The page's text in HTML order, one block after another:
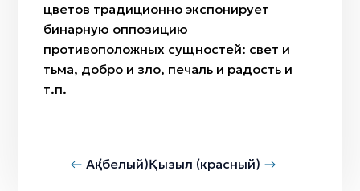
цветов традиционно экспонирует
бинарную оппозицию
противоположных сущностей: свет и
тьма, добро и зло, печаль и радость и
т.п.
Ақ (белый)Қызыл (красный)